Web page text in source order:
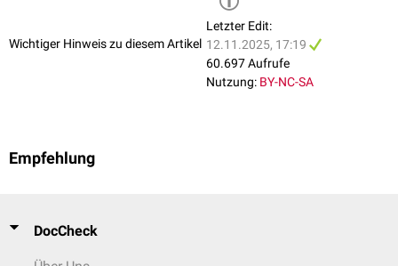
Wichtiger Hinweis zu diesem Artikel
Letzter Edit:
12.11.2025, 17:19
60.697 Aufrufe
Nutzung: BY-NC-SA
Empfehlung
DocCheck